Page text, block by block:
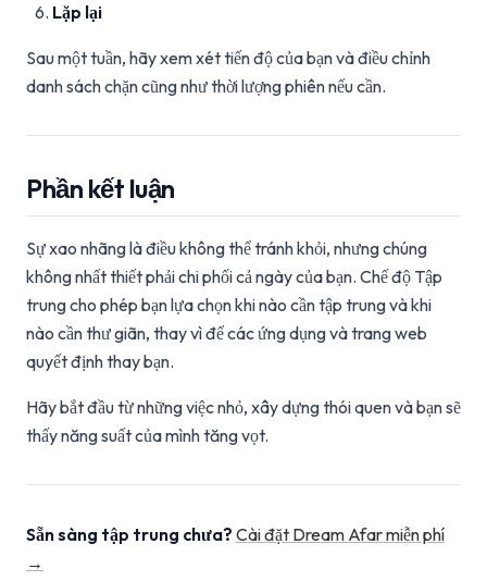
Lặp lại
Sau một tuần, hãy xem xét tiến độ của bạn và điều chỉnh
danh sách chặn cũng như thời lượng phiên nếu cần.
Phần kết luận
Sự xao nhãng là điều không thể tránh khỏi, nhưng chúng
không nhất thiết phải chi phối cả ngày của bạn. Chế độ Tập
trung cho phép bạn lựa chọn khi nào cần tập trung và khi
nào cần thư giãn, thay vì để các ứng dụng và trang web
quyết định thay bạn.
Hãy bắt đầu từ những việc nhỏ, xây dựng thói quen và bạn sẽ
thấy năng suất của mình tăng vọt.
Sẵn sàng tập trung chưa? Cài đặt Dream Afar miễn phí
→